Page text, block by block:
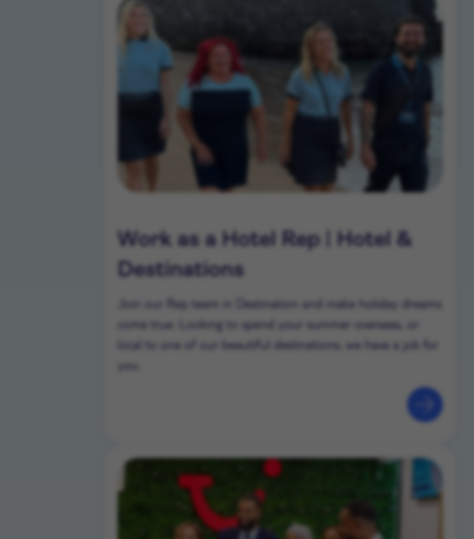
Work as a Hotel Rep | Hotel &
Destinations
Join our Rep team in Destination and make holiday dreams
come true. Looking to spend your summer overseas, or
local to one of our beautiful destinations, we have a job for
you.